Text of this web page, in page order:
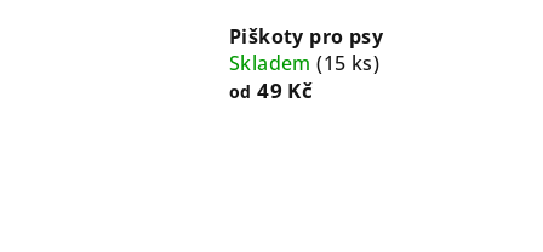
Piškoty pro psy
Skladem(15 ks)
od 49 Kč